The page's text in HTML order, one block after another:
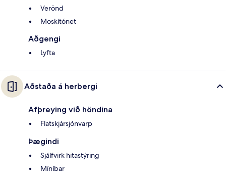
Verönd
Moskítónet
Aðgengi
Lyfta
Aðstaða á herbergi
Afþreying við höndina
Flatskjársjónvarp
Þægindi
Sjálfvirk hitastýring
Míníbar